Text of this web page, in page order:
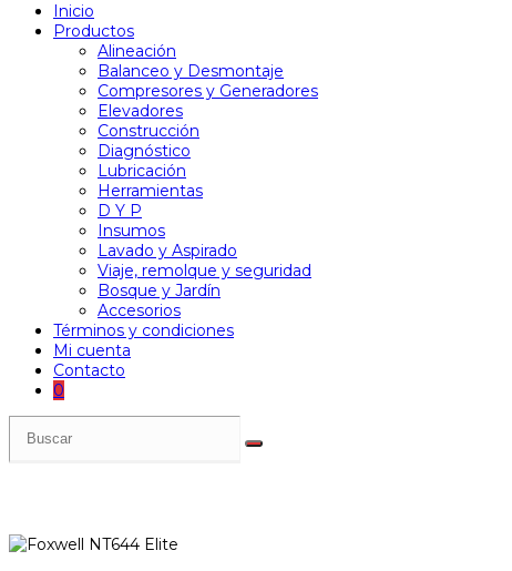
Inicio
Productos
Alineación
Balanceo y Desmontaje
Compresores y Generadores
Elevadores
Construcción
Diagnóstico
Lubricación
Herramientas
D Y P
Insumos
Lavado y Aspirado
Viaje, remolque y seguridad
Bosque y Jardín
Accesorios
Términos y condiciones
Mi cuenta
Contacto
0